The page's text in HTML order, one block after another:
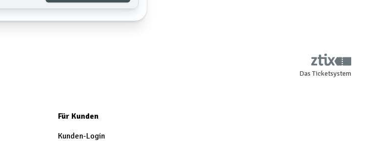
Das Ticketsystem
Für Kunden
Kunden-Login